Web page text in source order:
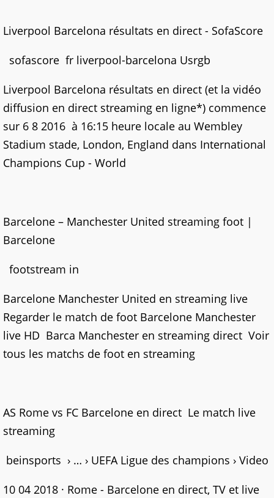
Liverpool Barcelona résultats en direct - SofaScore
sofascore fr liverpool-barcelona Usrgb
Liverpool Barcelona résultats en direct (et la vidéo
diffusion en direct streaming en ligne*) commence
sur 6 8 2016 à 16:15 heure locale au Wembley
Stadium stade, London, England dans International
Champions Cup - World
Barcelone – Manchester United streaming foot |
Barcelone
footstream in
Barcelone Manchester United en streaming live
Regarder le match de foot Barcelone Manchester
live HD Barca Manchester en streaming direct Voir
tous les matchs de foot en streaming
AS Rome vs FC Barcelone en direct Le match live
streaming
beinsports › … › UEFA Ligue des champions › Video
10 04 2018 · Rome - Barcelone en direct, TV et live